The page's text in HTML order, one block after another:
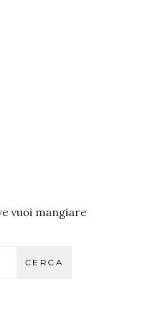
vuoi mangiare
CERCA